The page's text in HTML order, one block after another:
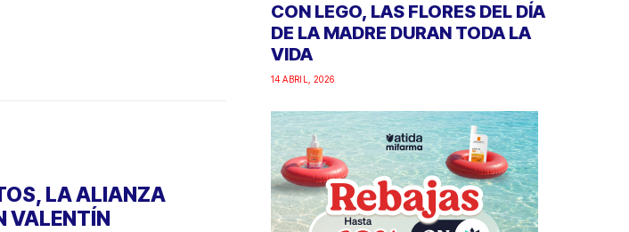
LA ALIANZA
VALENTÍN
CON LEGO, LAS FLORES DEL DÍA
DE LA MADRE DURAN TODA LA
VIDA
14 ABRIL, 2026